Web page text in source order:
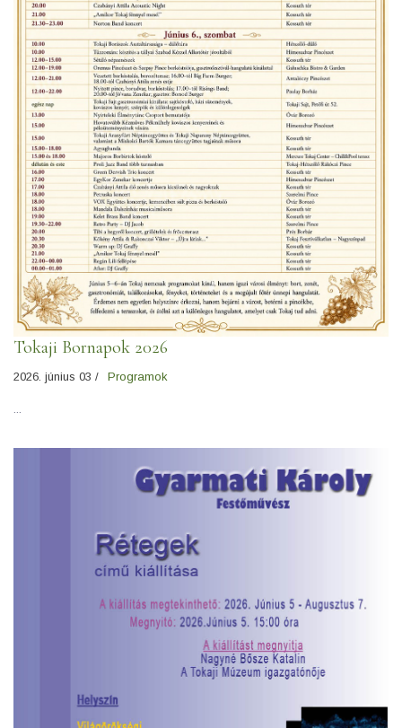
Tokaji Bornapok 2026
2026. június 03 / Programok
...